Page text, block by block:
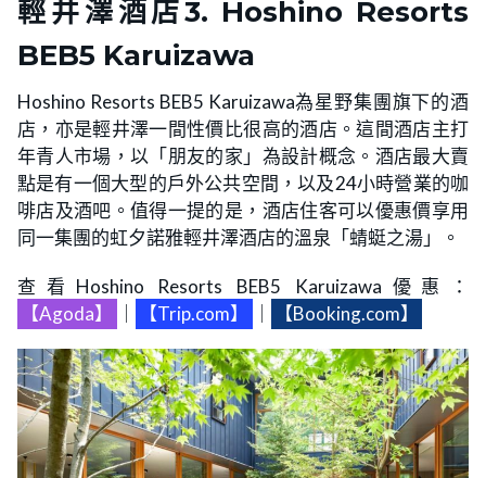
輕井澤酒店3. Hoshino Resorts
BEB5 Karuizawa
Hoshino Resorts BEB5 Karuizawa為星野集團旗下的酒
店，亦是輕井澤一間性價比很高的酒店。這間酒店主打
年青人市場，以「朋友的家」為設計概念。酒店最大賣
點是有一個大型的戶外公共空間，以及24小時營業的咖
啡店及酒吧。值得一提的是，酒店住客可以優惠價享用
同一集團的虹夕諾雅輕井澤酒店的溫泉「蜻蜓之湯」。
查看Hoshino Resorts BEB5 Karuizawa優惠：
【Agoda】
【Trip.com】 【Booking.com】